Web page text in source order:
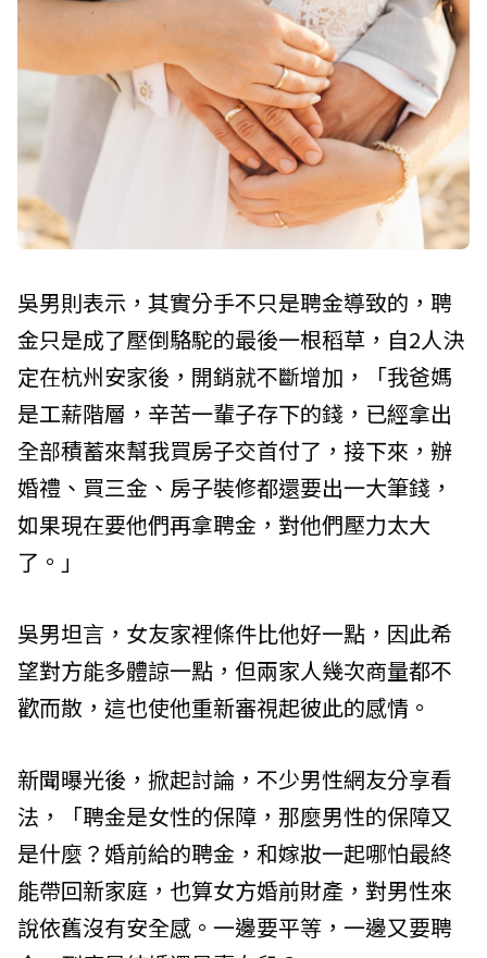
吳男則表示，其實分手不只是聘金導致的，聘
金只是成了壓倒駱駝的最後一根稻草，自2人決
定在杭州安家後，開銷就不斷增加，「我爸媽
是工薪階層，辛苦一輩子存下的錢，已經拿出
全部積蓄來幫我買房子交首付了，接下來，辦
婚禮、買三金、房子裝修都還要出一大筆錢，
如果現在要他們再拿聘金，對他們壓力太大
了。」
吳男坦言，女友家裡條件比他好一點，因此希
望對方能多體諒一點，但兩家人幾次商量都不
歡而散，這也使他重新審視起彼此的感情。
新聞曝光後，掀起討論，不少男性網友分享看
法，「聘金是女性的保障，那麼男性的保障又
是什麼？婚前給的聘金，和嫁妝一起哪怕最終
能帶回新家庭，也算女方婚前財產，對男性來
說依舊沒有安全感。一邊要平等，一邊又要聘